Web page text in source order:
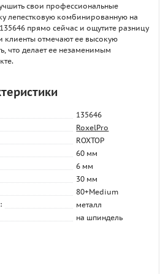
свои профессиональные
лепестковую комбинированную на
прямо сейчас и ощутите разницу
клиенты отмечают ее высокую
что делает ее незаменимым
135646
RoxelPro
ROXTOP
60 мм
6 мм
30 мм
80+Medium
металл
на шпиндель